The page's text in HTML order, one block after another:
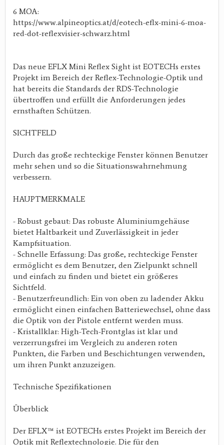
6 MOA:
https://www.alpineoptics.at/d/eotech-eflx-mini-6-moa-
red-dot-reflexvisier-schwarz.html
Das neue EFLX Mini Reflex Sight ist EOTECHs erstes
Projekt im Bereich der Reflex-Technologie-Optik und
hat bereits die Standards der RDS-Technologie
übertroffen und erfüllt die Anforderungen jedes
ernsthaften Schützen.
SICHTFELD
Durch das große rechteckige Fenster können Benutzer
mehr sehen und so die Situationswahrnehmung
verbessern.
HAUPTMERKMALE
- Robust gebaut: Das robuste Aluminiumgehäuse
bietet Haltbarkeit und Zuverlässigkeit in jeder
Kampfsituation.
- Schnelle Erfassung: Das große, rechteckige Fenster
ermöglicht es dem Benutzer, den Zielpunkt schnell
und einfach zu finden und bietet ein größeres
Sichtfeld.
- Benutzerfreundlich: Ein von oben zu ladender Akku
ermöglicht einen einfachen Batteriewechsel, ohne dass
die Optik von der Pistole entfernt werden muss.
- Kristallklar: High-Tech-Frontglas ist klar und
verzerrungsfrei im Vergleich zu anderen roten
Punkten, die Farben und Beschichtungen verwenden,
um ihren Punkt anzuzeigen.
Technische Spezifikationen
Überblick
Der EFLX™ ist EOTECHs erstes Projekt im Bereich der
Optik mit Reflextechnologie. Die für den